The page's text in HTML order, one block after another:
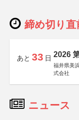
締め切り直
あと 33 日 2026
福井県美
式会社
ニュース